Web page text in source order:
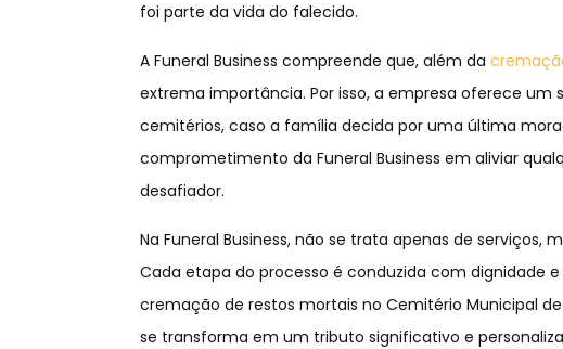
foi parte da vida do falecido.
A Funeral Business compreende que, além da
extrema importância. Por isso, a empresa oferece
cemitérios, caso a família decida por uma última
comprometimento da Funeral Business em aliviar
desafiador.
Na Funeral Business, não se trata apenas de
Cada etapa do processo é conduzida com dignidade
cremação de restos mortais no Cemitério Municipal
se transforma em um tributo significativo e